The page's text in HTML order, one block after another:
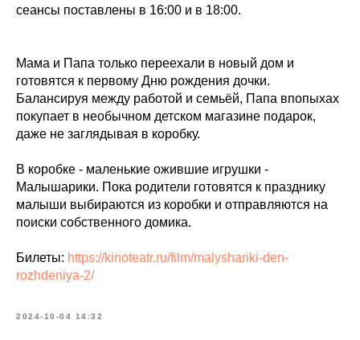
сеансы поставлены в 16:00 и в 18:00.
Мама и Папа только переехали в новый дом и
готовятся к первому Дню рождения дочки.
Балансируя между работой и семьёй, Папа впопыхах
покупает в необычном детском магазине подарок,
даже не заглядывая в коробку.
В коробке - маленькие ожившие игрушки -
Малышарики. Пока родители готовятся к празднику
малыши выбираются из коробки и отправляются на
поиски собственного домика.
Билеты: https://kinoteatr.ru/film/malyshariki-den-
rozhdeniya-2/
2024-10-04 14:32